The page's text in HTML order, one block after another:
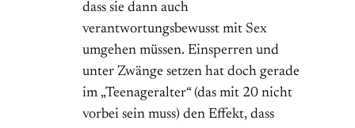
dass sie dann auch
verantwortungsbewusst mit Sex
umgehen müssen. Einsperren und
unter Zwänge setzen hat doch gerade
im „Teenageralter“ (das mit 20 nicht
vorbei sein muss) den Effekt, dass